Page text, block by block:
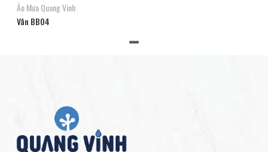
Áo Mưa Quang Vinh
Vân BB04